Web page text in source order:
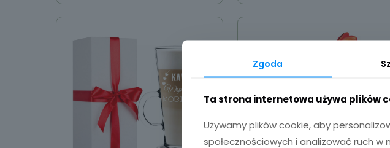
Zgoda
Ta strona internetowa używa plików
Używamy plików cookie, aby
społecznościowych i analizować ruch